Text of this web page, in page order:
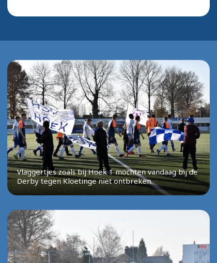
Vlaggertjes zoals bij Hoek 1 mochten vandaag bij de
Derby tegen Kloetinge niet ontbreken.